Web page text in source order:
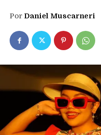
Por Daniel Muscarneri